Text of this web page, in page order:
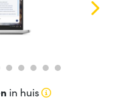
in huis